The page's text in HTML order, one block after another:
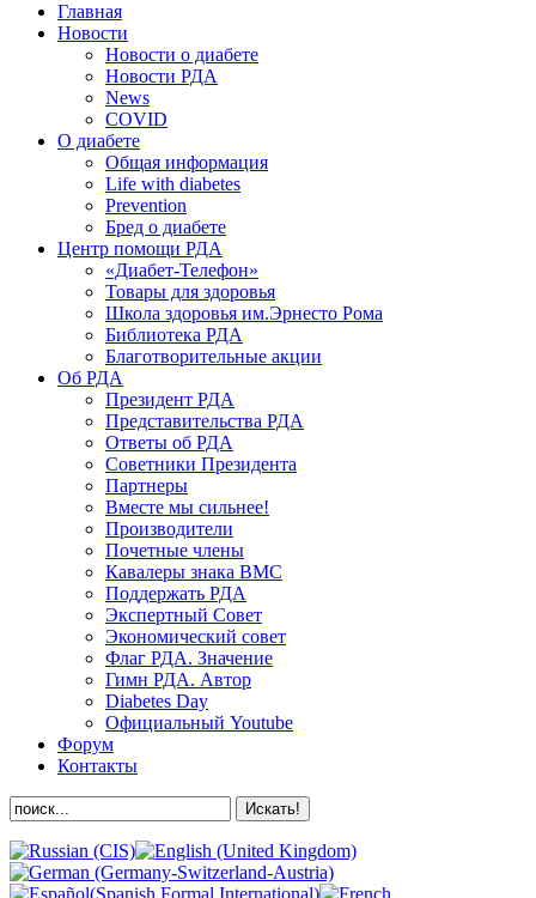
Главная
Новости
Новости о диабете
Новости РДА
News
COVID
О диабете
Общая информация
Life with diabetes
Prevention
Бред о диабете
Центр помощи РДА
«Диабет-Телефон»
Товары для здоровья
Школа здоровья им.Эрнесто Рома
Библиотека РДА
Благотворительные акции
Об РДА
Президент РДА
Представительства РДА
Ответы об РДА
Советники Президента
Партнеры
Вместе мы сильнее!
Производители
Почетные члены
Кавалеры знака ВМС
Поддержать РДА
Экспертный Совет
Экономический совет
Флаг РДА. Значение
Гимн РДА. Автор
Diabetes Day
Официальный Youtube
Форум
Контакты